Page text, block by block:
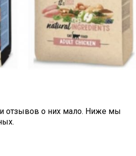
и отзывов о них мало. Ниже мы